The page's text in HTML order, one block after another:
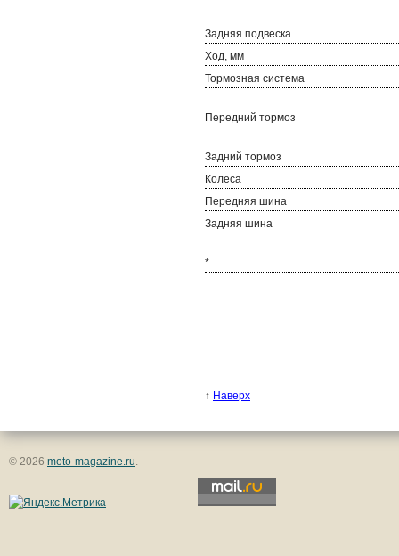
Задняя подвеска
Ход, мм
Тормозная система
Передний тормоз
Задний тормоз
Колеса
Передняя шина
Задняя шина
*
↑ Наверх
© 2026 moto-magazine.ru